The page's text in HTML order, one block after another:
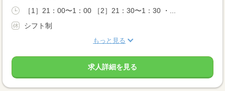
［1］21：00〜1：00 ［2］21：30〜1：30 ・...
シフト制
もっと見る
求人詳細を見る